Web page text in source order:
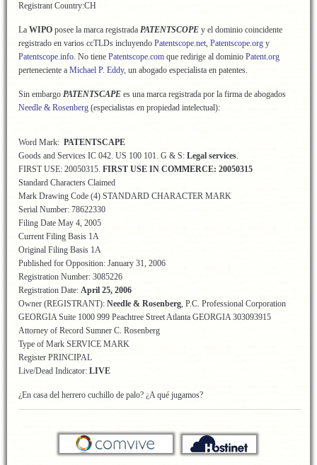
Registrant Country:CH
La WIPO posee la marca registrada PATENTSCOPE y el dominio coincidente
registrado en varios ccTLDs incluyendo Patentscope.net, Patentscope.org y
Patentscope.info. No tiene Patentscope.com que redirige al dominio Patent.org
perteneciente a Michael P. Eddy, un abogado especialista en patentes.
Sin embargo PATENTSCAPE es una marca registrada por la firma de abogados
Needle & Rosenberg (especialistas en propiedad intelectual):
Word Mark: PATENTSCAPE
Goods and Services IC 042. US 100 101. G & S: Legal services.
FIRST USE: 20050315. FIRST USE IN COMMERCE: 20050315
Standard Characters Claimed
Mark Drawing Code (4) STANDARD CHARACTER MARK
Serial Number: 78622330
Filing Date May 4, 2005
Current Filing Basis 1A
Original Filing Basis 1A
Published for Opposition: January 31, 2006
Registration Number: 3085226
Registration Date: April 25, 2006
Owner (REGISTRANT): Needle & Rosenberg, P.C. Professional Corporation
GEORGIA Suite 1000 999 Peachtree Street Atlanta GEORGIA 303093915
Attorney of Record Sumner C. Rosenberg
Type of Mark SERVICE MARK
Register PRINCIPAL
Live/Dead Indicator: LIVE
¿En casa del herrero cuchillo de palo? ¿A qué jugamos?